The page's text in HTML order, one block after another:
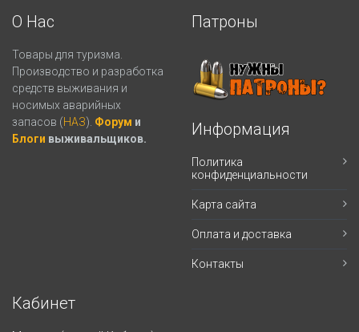
О Нас
Товары для туризма.
Производство и разработка
средств выживания и
носимых аварийных
запасов (НАЗ). Форум и
Блоги выживальщиков.
Патроны
Информация
Политика
конфиденциальности
Карта сайта
Оплата и доставка
Контакты
Кабинет